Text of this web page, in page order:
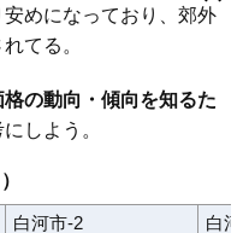
442万円 -7.7%
479万円
517万円 -7.4%
337万円
めになっており、郊外
てる。
の動向・傾向を知るた
しよう。
白河市-2 白
城大信田園町府
島立石立石山
中島中田
井田東三坂山古高山
南真舟 巡り矢本沼
道北北堀川端